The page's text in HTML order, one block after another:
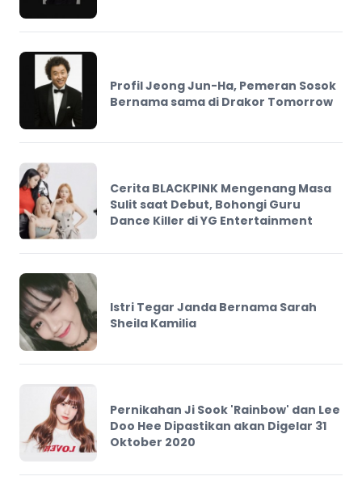
Profil Jeong Jun-Ha, Pemeran Sosok
Bernama sama di Drakor Tomorrow
Cerita BLACKPINK Mengenang Masa
Sulit saat Debut, Bohongi Guru
Dance Killer di YG Entertainment
Istri Tegar Janda Bernama Sarah
Sheila Kamilia
Pernikahan Ji Sook 'Rainbow' dan Lee
Doo Hee Dipastikan akan Digelar 31
Oktober 2020